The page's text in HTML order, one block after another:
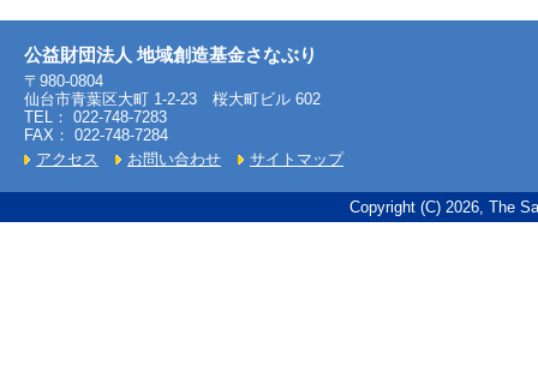
公益財団法人 地域創造基金さなぶり
〒980-0804
仙台市青葉区大町 1-2-23 桜大町ビル 602
TEL： 022-748-7283
FAX： 022-748-7284
アクセス
お問い合わせ サイトマップ
Copyright (C) 2026, The